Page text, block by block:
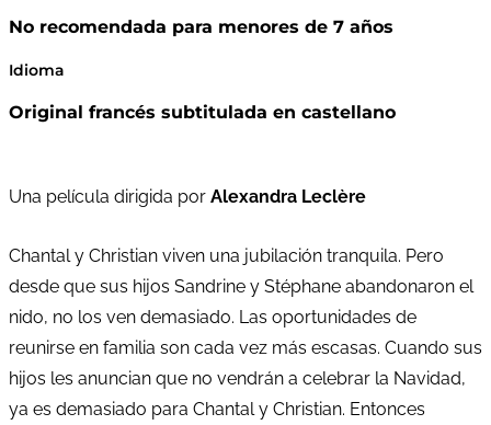
No recomendada para menores de 7 años
Idioma
Original francés subtitulada en castellano
Una película dirigida por Alexandra Leclère
Chantal y Christian viven una jubilación tranquila. Pero
desde que sus hijos Sandrine y Stéphane abandonaron el
nido, no los ven demasiado. Las oportunidades de
reunirse en familia son cada vez más escasas. Cuando sus
hijos les anuncian que no vendrán a celebrar la Navidad,
ya es demasiado para Chantal y Christian. Entonces